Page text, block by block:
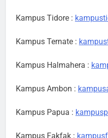
Kampus Tidore :
Kampus Ternate :
Kampus Halmahera :
Kampus Ambon :
Kampus Papua :
Kampus Fakfak :